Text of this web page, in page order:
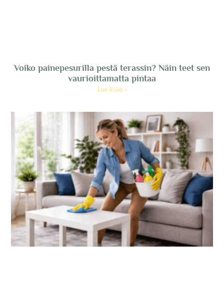
Voiko painepesurilla pestä terassin? Näin teet sen
vaurioittamatta pintaa
Lue lisää »